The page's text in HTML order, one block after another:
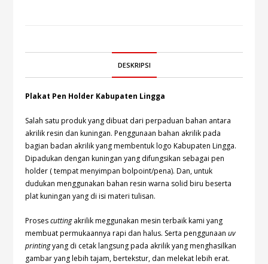
DESKRIPSI
Plakat Pen Holder Kabupaten Lingga
Salah satu produk yang dibuat dari perpaduan bahan antara
akrilik resin dan kuningan. Penggunaan bahan akrilik pada
bagian badan akrilik yang membentuk logo Kabupaten Lingga.
Dipadukan dengan kuningan yang difungsikan sebagai pen
holder ( tempat menyimpan bolpoint/pena). Dan, untuk
dudukan menggunakan bahan resin warna solid biru beserta
plat kuningan yang di isi materi tulisan.
Prosescuttingakrilik meggunakan mesin terbaik kami yang
membuat permukaannya rapi dan halus. Serta penggunaanuv
printingyang di cetak langsung pada akrilik yang menghasilkan
gambar yang lebih tajam, bertekstur, dan melekat lebih erat.